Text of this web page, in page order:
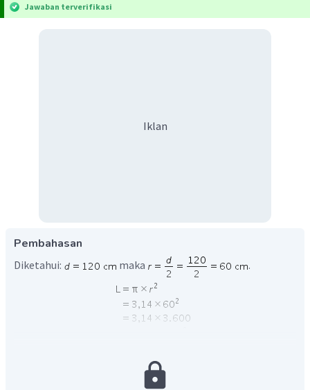
Jawaban terverifikasi
Iklan
Pembahasan
Diketahui: maka .